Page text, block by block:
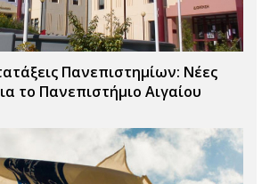
Πανεπιστημίων: Νέες
το Πανεπιστήμιο Αιγαίου